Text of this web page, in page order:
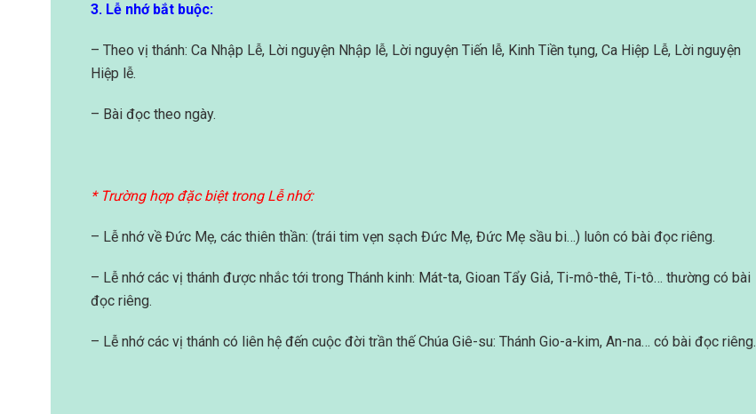
3. Lễ nhớ bắt buộc:
– Theo vị thánh: Ca Nhập Lễ, Lời nguyện Nhập lễ, Lời nguyện Tiến lễ, Kinh Tiền tụng, Ca Hiệp Lễ, Lời nguyện
Hiệp lễ.
– Bài đọc theo ngày.
* Trường hợp đặc biệt trong Lễ nhớ:
– Lễ nhớ về Đức Mẹ, các thiên thần: (trái tim vẹn sạch Đức Mẹ, Đức Mẹ sầu bi…) luôn có bài đọc riêng.
– Lễ nhớ các vị thánh được nhắc tới trong Thánh kinh: Mát-ta, Gioan Tẩy Giả, Ti-mô-thê, Ti-tô… thường có bài
đọc riêng.
– Lễ nhớ các vị thánh có liên hệ đến cuộc đời trần thế Chúa Giê-su: Thánh Gio-a-kim, An-na… có bài đọc riêng.